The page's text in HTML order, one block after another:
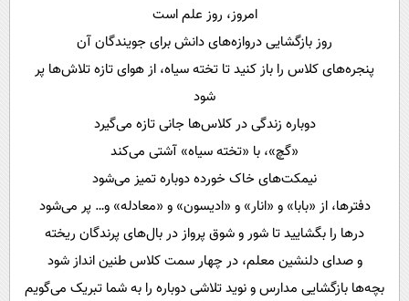
امروز، روز علم است
روز بازگشایی دروازه‌های دانش برای جویندگان آن
پنجره‌های کلاس را باز کنید تا تخته سیاه، از هوای تازه تلاش‌ها پر
شود
دوباره زندگی در کلاس‌ها جانی تازه می‌گیرد
«گچ»، با «تخته سیاه» آشتی می‌کند
نیمکت‌های خاک خورده دوباره تمیز می‌شود
دفترها، از «بابا» و «انار» و «ادیسون» و «معادله» و… پر می‌شود
در‌ها را بگشایید تا شور و شوق پرواز در بال‌های پرندگان ریخته
و صدای دلنشین معلم، در چهار سمت کلاس طنین انداز شود
بچه‌ها بازگشایی مدارس و نوید تلاشی دوباره را به شما تبریک می‌گویم